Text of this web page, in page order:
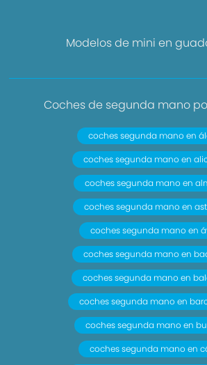
Modelos de mini en
Coches de segunda mano
coches segunda mano en
coches segunda mano en
coches segunda mano en
coches segunda mano en
coches segunda mano en
coches segunda mano en
coches segunda mano en
coches segunda mano en
coches segunda mano en
coches segunda mano en